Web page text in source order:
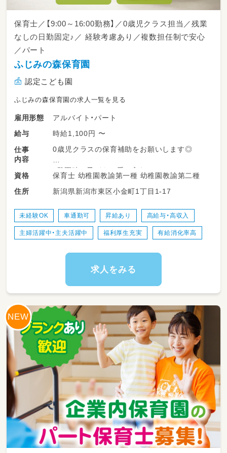
保育士／【9:00～16:00勤務】／0歳児クラス担当／残業
なしの日勤固定♪／ 経験考慮あり／複数担任制で安心
／パート
ふじみの森保育園
認定こども園
ふじみの森保育園の求人一覧を見る
雇用形態
アルバイト・パート
給与
時給1,100円 〜
仕事
内容
0歳児クラスの保育補助をお願いします◎
・登園時の子どもの受け入れ
・室内・屋外での遊びの見守り
・食事（おやつ・給食）やトイレのサポート
・季節の製作準備 など
資格
保育士 幼稚園教諭第一種 幼稚園教諭第二種
住所
新潟県新潟市東区小金町1丁目1-17
未経験OK 車通勤可 昇給あり 高給与・高収入
主婦活躍中・主夫活躍中 福利厚生充実 有給消化率高
求人をみる